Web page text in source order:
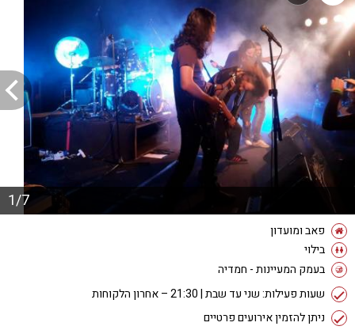
1/7
פאב ומועדון
בילוי
בעמק המעיינות - חמדיה
שעות פעילות: שני עד שבת | 21:30 – אחרון הלקוחות
ניתן להזמין אירועים פרטיים